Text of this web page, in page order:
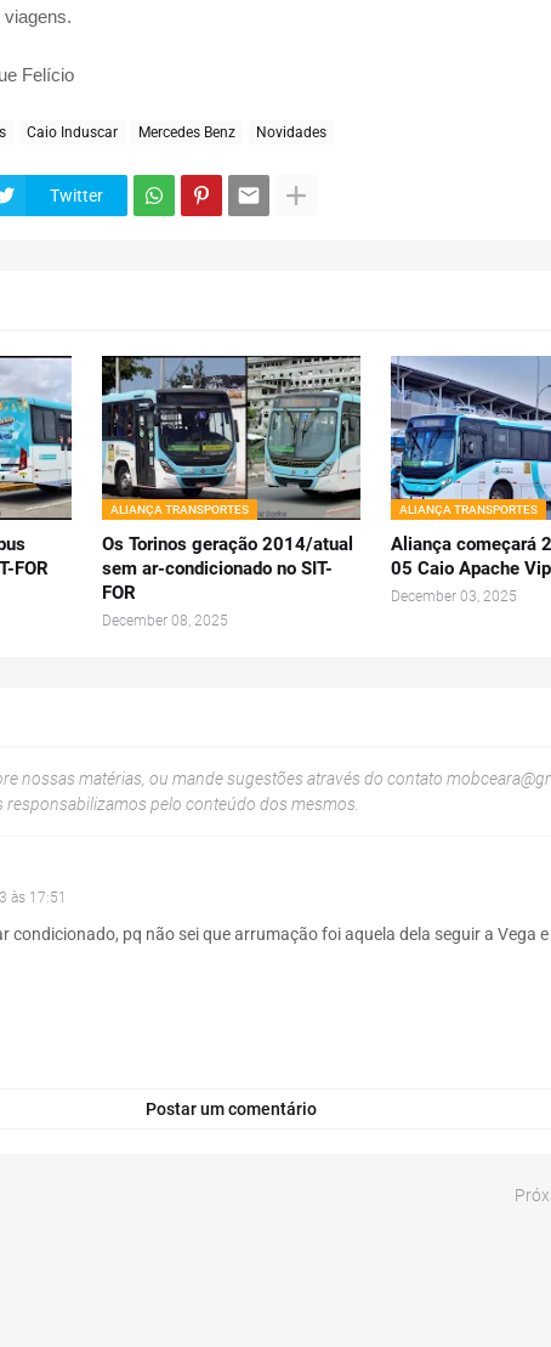
Felício
Caio Induscar Mercedes Benz Novidades
Twitter
FOR
ALIANÇA TRANSPORTES
Os Torinos geração 2014/atual
sem ar-condicionado no SIT-
FOR
December 08, 2025
ALIANÇA TRANSPORTES
Aliança começará
05 Caio Apache
December 03, 2025
nossas matérias, ou mande sugestões através do contato
responsabilizamos pelo conteúdo dos mesmos.
às 17:51
condicionado, pq não sei que arrumação foi aquela dela seguir a Vega
Postar um comentário